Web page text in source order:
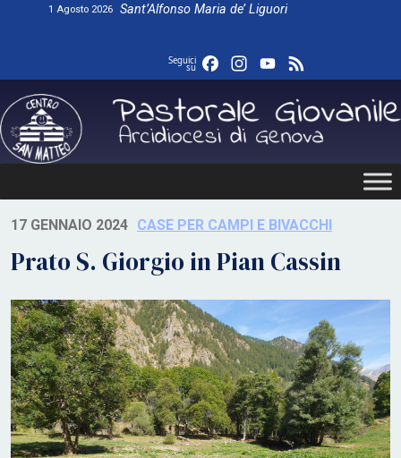
1 Agosto 2026 Sant’Alfonso Maria de’ Liguori
Seguici
su FacebookInstagram
YouTube
17 GENNAIO 2024 CASE PER CAMPI E BIVACCHI
Prato S. Giorgio in Pian Cassin